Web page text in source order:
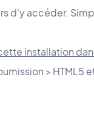
d'y accéder.
installation
>